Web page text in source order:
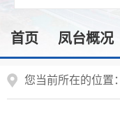
首页 凤台概况
您当前所在的位置：